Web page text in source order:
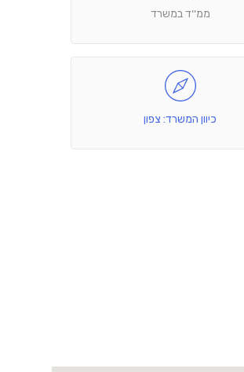
ממ׳׳ד במשרד
כיוון המשרד: צפון